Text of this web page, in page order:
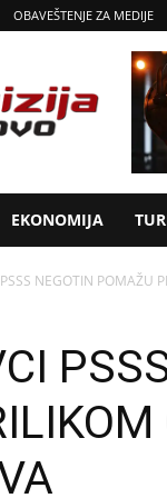
OBAVEŠTENJE ZA MEDIJE
EKONOMIJA
NEGOTIN POMAŽU